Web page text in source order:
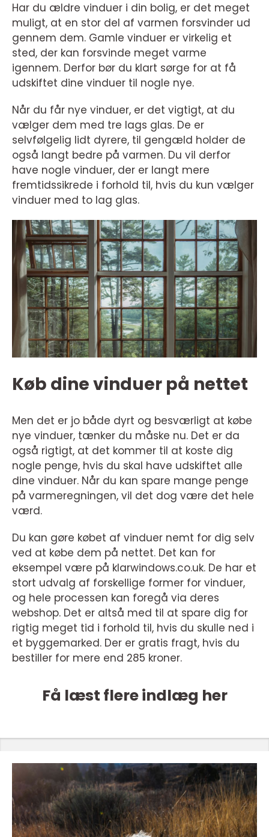
Har du ældre vinduer i din bolig, er det meget
muligt, at en stor del af varmen forsvinder ud
gennem dem. Gamle vinduer er virkelig et
sted, der kan forsvinde meget varme
igennem. Derfor bør du klart sørge for at få
udskiftet dine vinduer til nogle nye.
Når du får nye vinduer, er det vigtigt, at du
vælger dem med tre lags glas. De er
selvfølgelig lidt dyrere, til gengæld holder de
også langt bedre på varmen. Du vil derfor
have nogle vinduer, der er langt mere
fremtidssikrede i forhold til, hvis du kun vælger
vinduer med to lag glas.
Køb dine vinduer på nettet
Men det er jo både dyrt og besværligt at købe
nye vinduer, tænker du måske nu. Det er da
også rigtigt, at det kommer til at koste dig
nogle penge, hvis du skal have udskiftet alle
dine vinduer. Når du kan spare mange penge
på varmeregningen, vil det dog være det hele
værd.
Du kan gøre købet af vinduer nemt for dig selv
ved at købe dem på nettet. Det kan for
eksempel være på klarwindows.co.uk. De har et
stort udvalg af forskellige former for vinduer,
og hele processen kan foregå via deres
webshop. Det er altså med til at spare dig for
rigtig meget tid i forhold til, hvis du skulle ned i
et byggemarked. Der er gratis fragt, hvis du
bestiller for mere end 285 kroner.
Få læst flere indlæg her